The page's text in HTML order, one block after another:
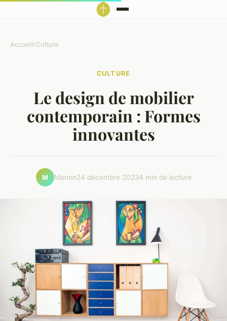
Accueil›Culture
CULTURE
Le design de mobilier
contemporain : Formes
innovantes
M Manon24 décembre 20234 min de lecture